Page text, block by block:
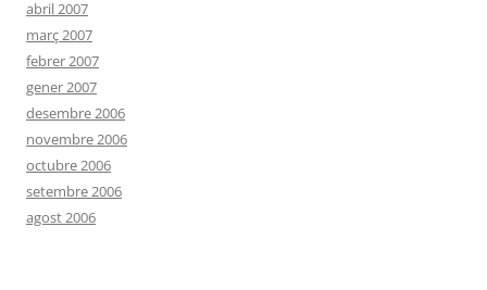
abril 2007
març 2007
febrer 2007
gener 2007
desembre 2006
novembre 2006
octubre 2006
setembre 2006
agost 2006